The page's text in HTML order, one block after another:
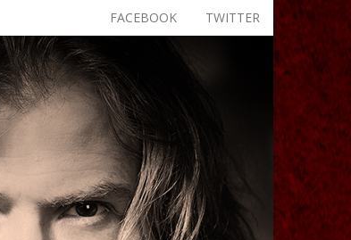
TWITTER
FACEBOOK